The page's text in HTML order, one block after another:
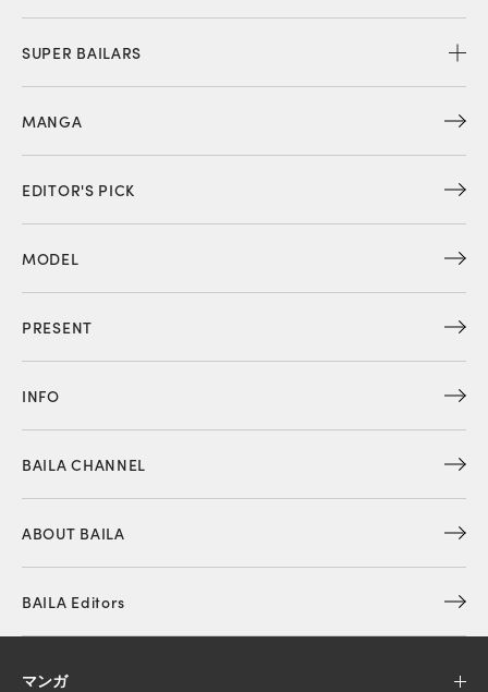
SUPER BAILARS
MANGA
EDITOR'S PICK
MODEL
PRESENT
INFO
BAILA CHANNEL
ABOUT BAILA
BAILA Editors
マンガ